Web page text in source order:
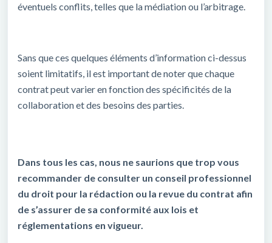
éventuels conflits, telles que la médiation ou l’arbitrage.
Sans que ces quelques éléments d’information ci-dessus
soient limitatifs, il est important de noter que chaque
contrat peut varier en fonction des spécificités de la
collaboration et des besoins des parties.
Dans tous les cas, nous ne saurions que trop vous
recommander de consulter un conseil professionnel
du droit pour la rédaction ou la revue du contrat afin
de s’assurer de sa conformité aux lois et
réglementations en vigueur.